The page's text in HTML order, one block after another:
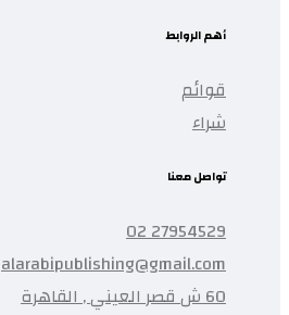
أهم الروابط
قوائم
شراء
تواصل معنا
27954529 02
alarabipublishing@gmail.com
60 ش قصر العيني , القاهرة